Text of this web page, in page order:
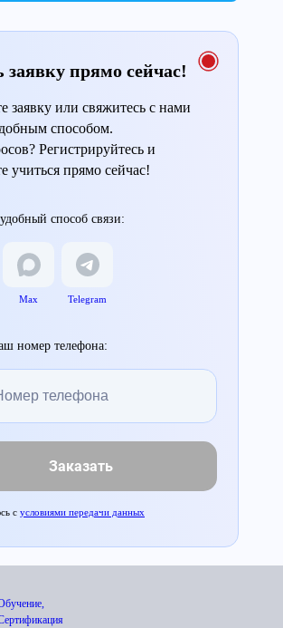
заявку прямо сейчас!
заявку или свяжитесь с нами
способом.
Регистрируйтесь и
учиться прямо сейчас!
способ связи:
Max Telegram
номер телефона:
Заказать
с условиями передачи данных